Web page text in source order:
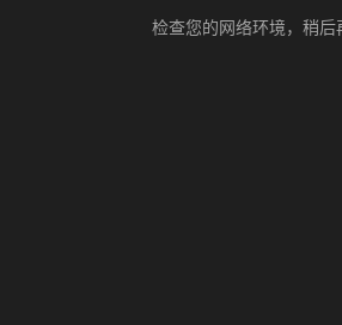
检查您的网络环境，稍后